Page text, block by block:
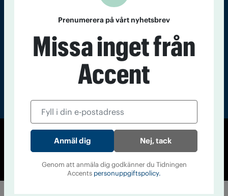
Accent
© Tidningen Accent 2026
Prenumerera på vårt nyhetsbrev
Missa inget från
Accent
Nej, tack
Genom att anmäla dig godkänner du Tidningen
Accents personuppgiftspolicy.